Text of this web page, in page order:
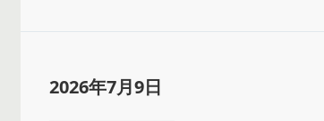
2026年7月9日